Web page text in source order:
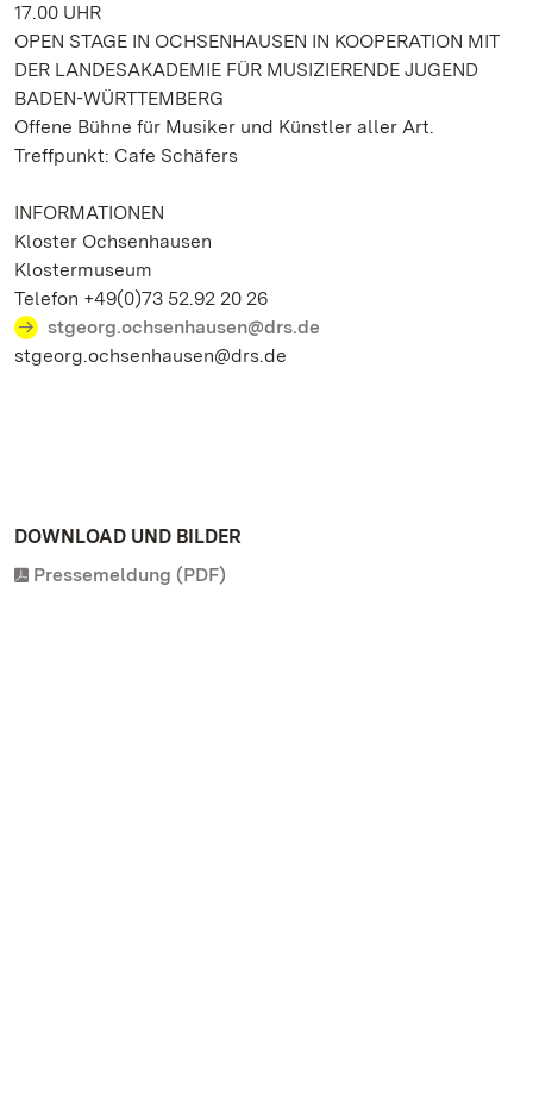
17.00 UHR
OPEN STAGE IN OCHSENHAUSEN IN KOOPERATION MIT
DER LANDESAKADEMIE FÜR MUSIZIERENDE JUGEND
BADEN-WÜRTTEMBERG
Offene Bühne für Musiker und Künstler aller Art.
Treffpunkt: Cafe Schäfers
INFORMATIONEN
Kloster Ochsenhausen
Klostermuseum
Telefon +49(0)73 52.92 20 26
stgeorg.ochsenhausen@drs.de
stgeorg.ochsenhausen@drs.de
DOWNLOAD UND BILDER
Pressemeldung (PDF)